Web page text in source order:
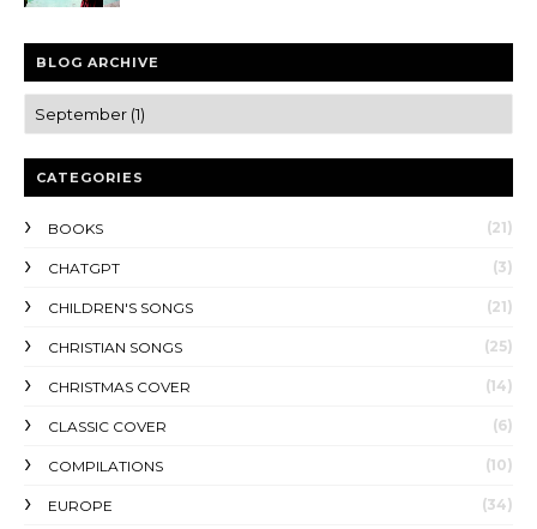
BLOG ARCHIVE
CATEGORIES
BOOKS (21)
CHATGPT (3)
CHILDREN'S SONGS (21)
CHRISTIAN SONGS (25)
CHRISTMAS COVER (14)
CLASSIC COVER (6)
COMPILATIONS (10)
EUROPE (34)